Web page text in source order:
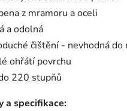
z mramoru a oceli
a odolná
čištění - nevhodná do
ohřátí povrchu
220 stupňů
a specifikace: